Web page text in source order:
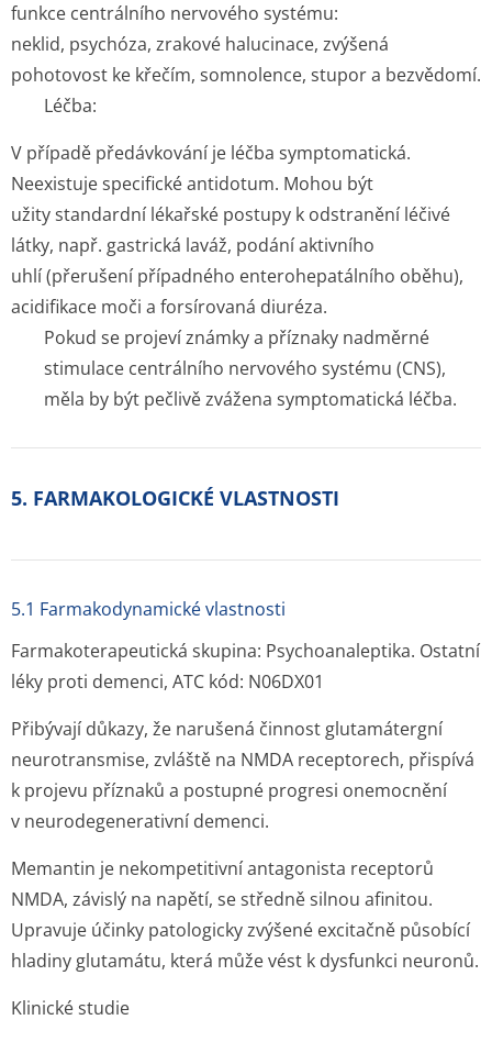
funkce centrálního nervového systému:
neklid, psychóza, zrakové halucinace, zvýšená
pohotovost ke křečím, somnolence, stupor a bezvědomí.
Léčba:
V případě předávkování je léčba symptomatická.
Neexistuje specifické antidotum. Mohou být
užity standardní lékařské postupy k odstranění léčivé
látky, např. gastrická laváž, podání aktivního
uhlí (přerušení případného enterohepatálního oběhu),
acidifikace moči a forsírovaná diuréza.
Pokud se projeví známky a příznaky nadměrné
stimulace centrálního nervového systému (CNS),
měla by být pečlivě zvážena symptomatická léč­ba.
5. FARMAKOLOGICKÉ VLASTNOSTI
5.1 Farmakodynamické vlastnosti
Farmakoterapeutická skupina: Psychoanaleptika. Ostatní
léky proti demenci, ATC kód: N06DX01
Přibývají důkazy, že narušená činnost glutamátergní
neurotransmise, zvláště na NMDA receptorech, přispívá
k projevu příznaků a postupné progresi onemocnění
v neurodegene­rativní demenci.
Memantin je nekompetitivní antagonista receptorů
NMDA, závislý na napětí, se středně silnou afinitou.
Upravuje účinky patologicky zvýšené excitačně působící
hladiny glutamátu, která může vést k dysfunkci neuronů.
Klinické studie